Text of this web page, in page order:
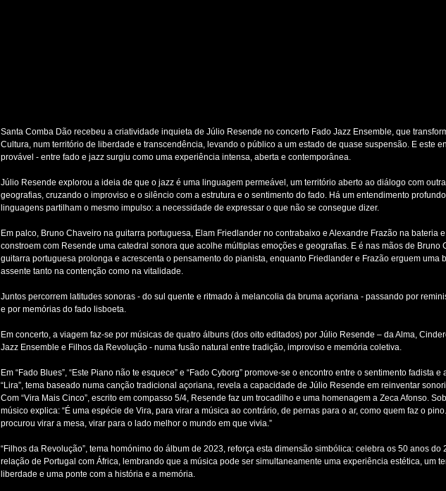
Santa Comba Dão recebeu a criatividade inquieta de Júlio Resende no concerto Fado Jazz Ensemble, que
Cultura, num território de liberdade e transcendência, levando o público a um estado de quase suspensão. E este
provável - entre fado e jazz surgiu como uma experiência intensa, aberta e contemporânea.
Júlio Resende explorou a ideia de que o jazz é uma linguagem permeável, um território aberto ao diálogo com
geografias, cruzando o improviso e o silêncio com a estrutura e o sentimento do fado. Há um entendimento
linguagens partilham o mesmo impulso: a necessidade de expressar o que não se consegue dizer.
Em palco, Bruno Chaveiro na guitarra portuguesa, Elam Friedlander no contrabaixo e Alexandre Frazão na bateria
constroem com Resende uma catedral sonora que acolhe múltiplas emoções e geografias. E é nas mãos de Bruno
guitarra portuguesa prolonga e acrescenta o pensamento do pianista, enquanto Friedlander e Frazão erguem uma
assente tanto na contenção como na vitalidade.
Juntos percorrem latitudes sonoras - do sul quente e ritmado à melancolia da bruma açoriana - passando por
e por memórias do fado lisboeta.
Em concerto, a viagem faz-se por músicas de quatro álbuns (dos oito editados) por Júlio Resende – da Alma,
Jazz Ensemble e Filhos da Revolução - numa fusão natural entre tradição, improviso e memória coletiva.
Em “Fado Blues”, “Este Piano não te esquece” e “Fado Cyborg” promove-se o encontro entre o sentimento fadista
“Lira”, tema baseado numa canção tradicional açoriana, revela a capacidade de Júlio Resende em reinventar
Com “Vira Mais Cinco”, escrito em compasso 5/4, Resende faz um trocadilho e uma homenagem a Zeca Afonso.
músico explica: “É uma espécie de Vira, para virar a música ao contrário, de pernas para o ar, como quem faz o
procurou virar a mesa, virar para o lado melhor o mundo em que vivia.”
“Filhos da Revolução”, tema homónimo do álbum de 2023, reforça esta dimensão simbólica: celebra os 50 anos do
relação de Portugal com África, lembrando que a música pode ser simultaneamente uma experiência estética, um
liberdade e uma ponte com a história e a memória.